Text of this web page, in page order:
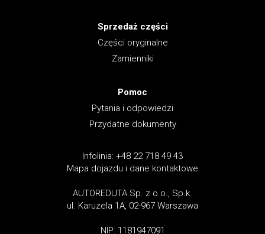
Sprzedaż części
Części oryginalne
Zamienniki
Pomoc
Pytania i odpowiedzi
Przydatne dokumenty
Infolinia: +48 22 718 49 43
Mapa dojazdu i dane kontaktowe
AUTOREDUTA Sp. z o.o., Sp.k.
ul. Karuzela 1A, 02-967 Warszawa
NIP: 1181947091